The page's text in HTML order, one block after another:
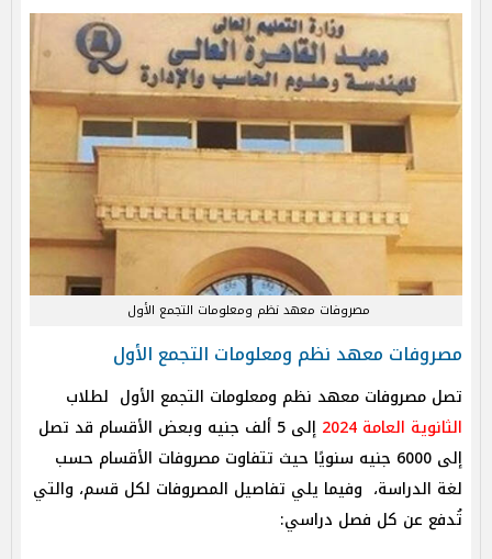
مصروفات معهد نظم ومعلومات التجمع الأول
مصروفات معهد نظم ومعلومات التجمع الأول
تصل مصروفات معهد نظم ومعلومات التجمع الأول لطلاب
الثانوية العامة 2024
إلى 5 ألف جنيه وبعض الأقسام قد تصل
إلى 6000 جنيه سنويًا حيث تتفاوت مصروفات الأقسام حسب
لغة الدراسة، وفيما يلي تفاصيل المصروفات لكل قسم، والتي
تُدفع عن كل فصل دراسي: